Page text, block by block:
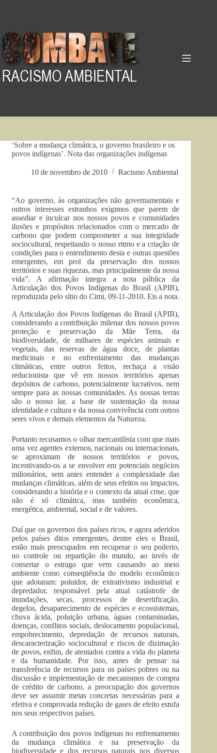
‘Sobre a mudança climática, o governo brasileiro e os
povos indígenas’. Nota das organizações indígenas
10 de novembro de 2010 Racismo Ambiental
“Ao governo, às organizações não governamentais e
outros interesses estranhos exigimos que parem de
assediar e inculcar nos nossos povos e comunidades
ilusões e propósitos relacionados com o mercado de
carbono que podem comprometer a sua integridade
sociocultural, respeitando o nosso ritmo e a criação de
condições para o entendimento desta e outras questões
emergentes, em prol da preservação dos nossos
territórios e suas riquezas, mas principalmente da nossa
vida”. A afirmação integra a nota pública da
Articulação dos Povos Indígenas do Brasil (APIB),
reproduzida pelo sítio do Cimi, 09-11-2010. Eis a nota.
A Articulação dos Povos Indígenas do Brasil (APIB),
considerando a contribuição milenar dos nossos povos
proteção e preservação da Mãe Terra, da
biodiversidade, de milhares de espécies animais e
vegetais, das reservas de água doce, de plantas
medicinais e no enfrentamento das mudanças
climáticas, entre outros feitos, rechaça a visão
reducionista que vê em nossos territórios apenas
depósitos de carbono, potencialmente lucrativos, nem
sempre para as nossas comunidades. As nossas terras
são o nosso lar, a base de sustentação da nossa
identidade e cultura e da nossa convivência com outros
seres vivos e demais elementos da Natureza.
Portanto recusamos o olhar mercantilista com que mais
uma vez agentes externos, nacionais ou internacionais,
se aproximam de nossos territórios e povos,
incentivando-os a se envolver em potenciais negócios
milionários, sem antes entender a complexidade das
mudanças climáticas, além de seus efeitos ou impactos,
considerando a história e o contexto da atual crise, que
não é só climática, mas também econômica,
energética, ambiental, social e de valores.
Daí que os governos dos países ricos, e agora aderidos
pelos países ditos emergentes, dentre eles o Brasil,
estão mais preocupados em recuperar o seu poderio,
no controle ou repartição do mundo, ao invés de
consertar o estrago que vem causando ao meio
ambiente como conseqüência do modelo econômico
que adotaram: poluidor, de extrativismo industrial e
depredador, responsável pela atual catástrofe de
inundações, secas, processos de desertificação,
degelos, desaparecimento de espécies e ecossistemas,
chuva ácida, poluição urbana, águas contaminadas,
doenças, conflitos sociais, deslocamento populacional,
empobrecimento, depredação de recursos naturais,
descaracterização sociocultural e riscos de dizimação
de povos, enfim, de atentados contra a vida do planeta
e da humanidade. Por isso, antes de pensar na
transferência de recursos para os países pobres ou na
discussão e implementação de mecanismos de compra
de crédito de carbono, a preocupação dos governos
deve ser assumir metas concretas necessárias para a
efetiva e comprovada redução de gases de efeito estufa
nos seus respectivos países.
A contribuição dos povos indígenas no enfrentamento
da mudança climática e na preservação da
biodiversidade e dos recursos naturais nos diversos